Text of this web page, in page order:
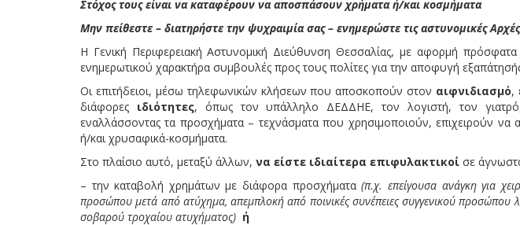
Στόχος τους είναι να καταφέρουν να αποσπάσουν χρήματα ή/και κοσμήματα
Μην πείθεστε – διατηρήστε την ψυχραιμία σας – ενημερώστε τις αστυνομικές Αρχές
Η Γενική Περιφερειακή Αστυνομική Διεύθυνση Θεσσαλίας, με αφορμή πρόσφατα
ενημερωτικού χαρακτήρα συμβουλές προς τους πολίτες για την αποφυγή
Οι επιτήδειοι, μέσω τηλεφωνικών κλήσεων που αποσκοπούν στον αιφνιδιασμό,
διάφορες ιδιότητες, όπως τον υπάλληλο ΔΕΔΔΗΕ, τον λογιστή, τον
εναλλάσσοντας τα προσχήματα – τεχνάσματα που χρησιμοποιούν, επιχειρούν
ή/και χρυσαφικά-κοσμήματα.
Στο πλαίσιο αυτό, μεταξύ άλλων, να είστε ιδιαίτερα επιφυλακτικοί σε
– την καταβολή χρημάτων με διάφορα προσχήματα(π.χ. επείγουσα ανάγκη για
προσώπου μετά από ατύχημα, απεμπλοκή από ποινικές συνέπειες συγγενικού
σοβαρού τροχαίου ατυχήματος) ή